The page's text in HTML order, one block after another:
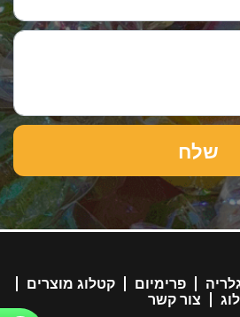
פרימיום
קטלוג מוצרים
צור קשר